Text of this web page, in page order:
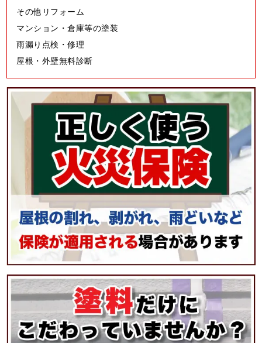
その他リフォーム
マンション・倉庫等の塗装
雨漏り点検・修理
屋根・外壁無料診断